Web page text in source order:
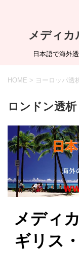
メディカ
日本語で海外
HOME > ヨーロッパ透
ロンドン透析
メディ
ギリス